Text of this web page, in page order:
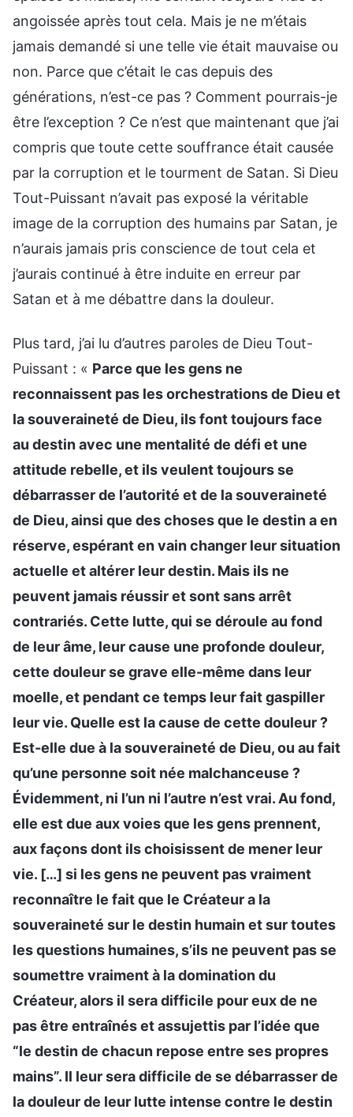
angoissée après tout cela. Mais je ne m’étais
jamais demandé si une telle vie était mauvaise ou
non. Parce que c’était le cas depuis des
générations, n’est-ce pas ? Comment pourrais-je
être l’exception ? Ce n’est que maintenant que j’ai
compris que toute cette souffrance était causée
par la corruption et le tourment de Satan. Si Dieu
Tout-Puissant n’avait pas exposé la véritable
image de la corruption des humains par Satan, je
n’aurais jamais pris conscience de tout cela et
j’aurais continué à être induite en erreur par
Satan et à me débattre dans la douleur.
Plus tard, j’ai lu d’autres paroles de Dieu Tout-
Puissant : « Parce que les gens ne
reconnaissent pas les orchestrations de Dieu et
la souveraineté de Dieu, ils font toujours face
au destin avec une mentalité de défi et une
attitude rebelle, et ils veulent toujours se
débarrasser de l’autorité et de la souveraineté
de Dieu, ainsi que des choses que le destin a en
réserve, espérant en vain changer leur situation
actuelle et altérer leur destin. Mais ils ne
peuvent jamais réussir et sont sans arrêt
contrariés. Cette lutte, qui se déroule au fond
de leur âme, leur cause une profonde douleur,
cette douleur se grave elle-même dans leur
moelle, et pendant ce temps leur fait gaspiller
leur vie. Quelle est la cause de cette douleur ?
Est-elle due à la souveraineté de Dieu, ou au fait
qu’une personne soit née malchanceuse ?
Évidemment, ni l’un ni l’autre n’est vrai. Au fond,
elle est due aux voies que les gens prennent,
aux façons dont ils choisissent de mener leur
vie. […] si les gens ne peuvent pas vraiment
reconnaître le fait que le Créateur a la
souveraineté sur le destin humain et sur toutes
les questions humaines, s’ils ne peuvent pas se
soumettre vraiment à la domination du
Créateur, alors il sera difficile pour eux de ne
pas être entraînés et assujettis par l’idée que
“le destin de chacun repose entre ses propres
mains”. Il leur sera difficile de se débarrasser de
la douleur de leur lutte intense contre le destin